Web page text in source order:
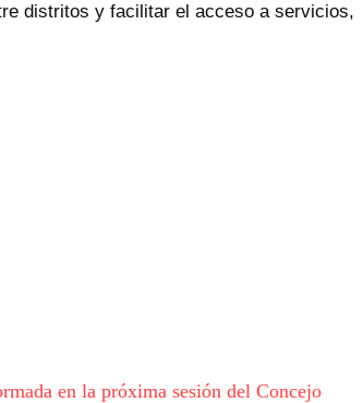
distritos y facilitar el acceso a servicios,
en la próxima sesión del Concejo